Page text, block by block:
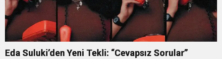
Eda Suluki’den Yeni Tekli: “Cevapsız Sorular”